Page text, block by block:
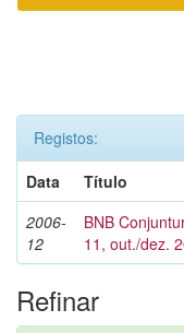
Registos:
Data
Título
2006-
12
BNB
11, out./dez.
Refinar